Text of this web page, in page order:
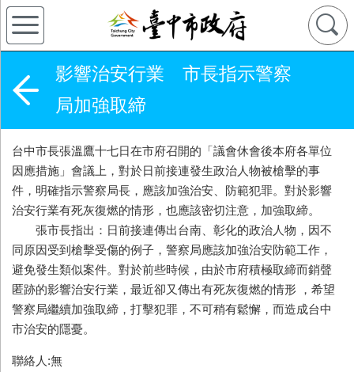
影響治安行業 市長指示警察
局加強取締
台中市長張溫鷹十七日在市府召開的「議會休會後本府各單位
因應措施」會議上，對於日前接連發生政治人物被槍擊的事
件，明確指示警察局長，應該加強治安、防範犯罪。對於影響
治安行業有死灰復燃的情形，也應該密切注意，加強取締。
張市長指出：日前接連傳出台南、彰化的政治人物，因不
同原因受到槍擊受傷的例子，警察局應該加強治安防範工作，
避免發生類似案件。對於前些時候，由於市府積極取締而銷聲
匿跡的影響治安行業，最近卻又傳出有死灰復燃的情形 ，希望
警察局繼續加強取締，打擊犯罪，不可稍有鬆懈，而造成台中
市治安的隱憂。
聯絡人:無